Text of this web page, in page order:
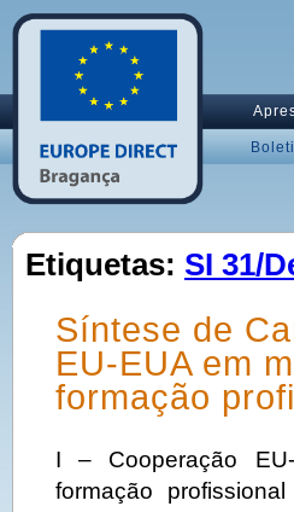
Etiquetas: SI 31/
Síntese de
EU-EUA em
formação
I – Cooperação
formação